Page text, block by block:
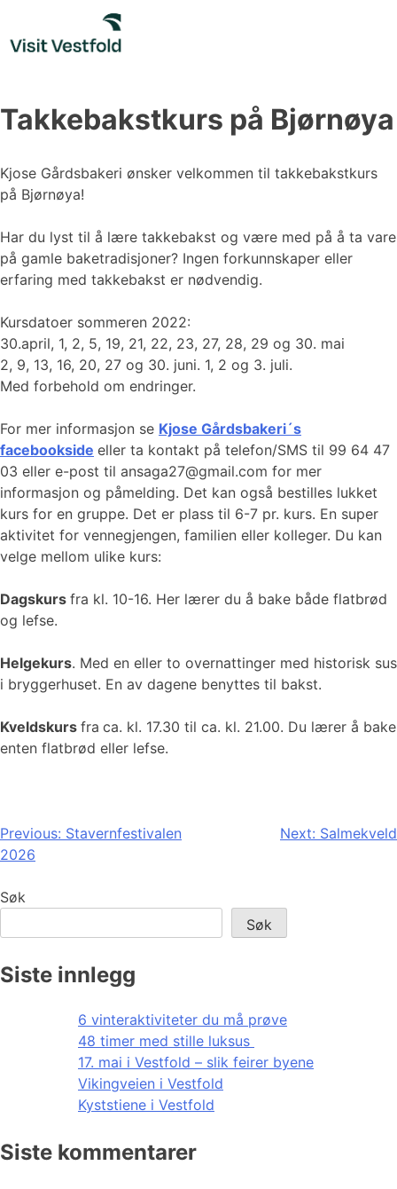
content
Takkebakstkurs på Bjørnøya
Kjose Gårdsbakeri ønsker velkommen til takkebakstkurs
på Bjørnøya!
Har du lyst til å lære takkebakst og være med på å ta vare
på gamle baketradisjoner? Ingen forkunnskaper eller
erfaring med takkebakst er nødvendig.
Kursdatoer sommeren 2022:
30.april, 1, 2, 5, 19, 21, 22, 23, 27, 28, 29 og 30. mai
2, 9, 13, 16, 20, 27 og 30. juni. 1, 2 og 3. juli.
Med forbehold om endringer.
For mer informasjon se Kjose Gårdsbakeri´s
facebookside eller ta kontakt på telefon/SMS til 99 64 47
03 eller e-post til ansaga27@gmail.com for mer
informasjon og påmelding. Det kan også bestilles lukket
kurs for en gruppe. Det er plass til 6-7 pr. kurs. En super
aktivitet for vennegjengen, familien eller kolleger. Du kan
velge mellom ulike kurs:
Dagskurs fra kl. 10-16. Her lærer du å bake både flatbrød
og lefse.
Helgekurs. Med en eller to overnattinger med historisk sus
i bryggerhuset. En av dagene benyttes til bakst.
Kveldskurs fra ca. kl. 17.30 til ca. kl. 21.00. Du lærer å bake
enten flatbrød eller lefse.
Innleggsnavigasjon
Previous: Stavernfestivalen
2026
Next: Salmekveld
Søk
Søk
Siste innlegg
6 vinteraktiviteter du må prøve
48 timer med stille luksus
17. mai i Vestfold – slik feirer byene
Vikingveien i Vestfold
Kyststiene i Vestfold
Siste kommentarer